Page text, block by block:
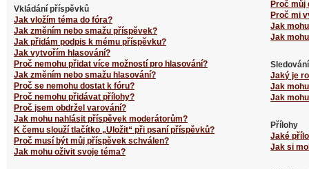
Vkládání příspěvků
Jak vložím téma do fóra?
Jak změním nebo smažu příspěvek?
Jak přidám podpis k mému příspěvku?
Jak vytvořím hlasování?
Proč nemohu přidat více možností pro hlasování?
Jak změním nebo smažu hlasování?
Proč se nemohu dostat k fóru?
Proč nemohu přidávat přílohy?
Proč jsem obdržel varování?
Jak mohu nahlásit příspěvek moderátorům?
K čemu slouží tlačítko „Uložit“ při psaní příspěvků?
Proč musí být můj příspěvek schválen?
Jak mohu oživit svoje téma?
Proč můj
Proč mi
Jak
Jak
Jaký je
Jak
Jak
Přílohy
Jaké
Jak si